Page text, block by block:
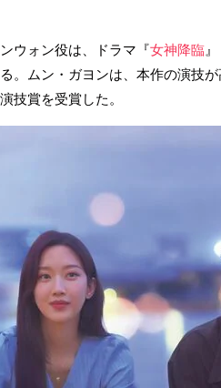
ウォン役は、ドラマ『女神降臨
。ムン・ガヨンは、本作の演技
技賞を受賞した。